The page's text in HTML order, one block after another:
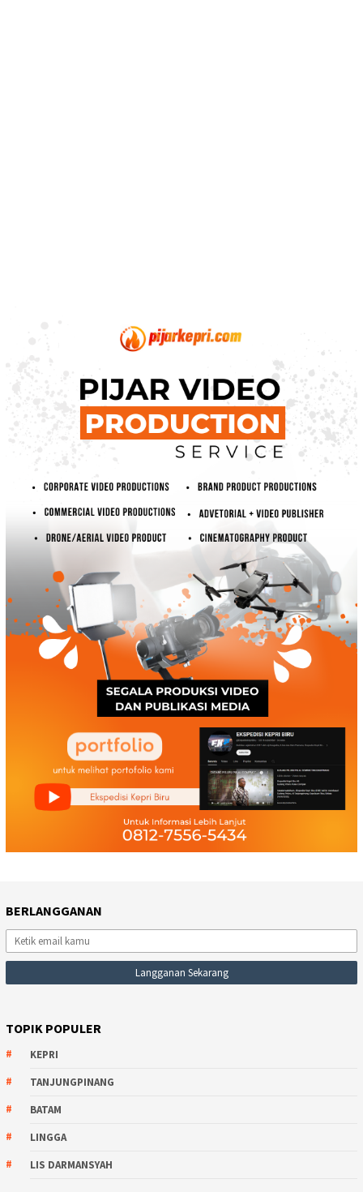
BERLANGGANAN
TOPIK POPULER
KEPRI
TANJUNGPINANG
BATAM
LINGGA
LIS DARMANSYAH